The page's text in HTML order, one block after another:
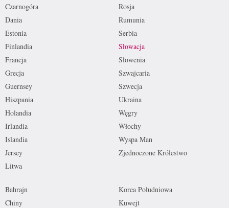
Czarnogóra
Dania
Estonia
Finlandia
Francja
Grecja
Guernsey
Hiszpania
Holandia
Irlandia
Islandia
Jersey
Litwa
Rosja
Rumunia
Serbia
Słowacja
Słowenia
Szwajcaria
Szwecja
Ukraina
Węgry
Włochy
Wyspa Man
Zjednoczone Królestwo
Bahrajn
Chiny
Korea Południowa
Kuwejt